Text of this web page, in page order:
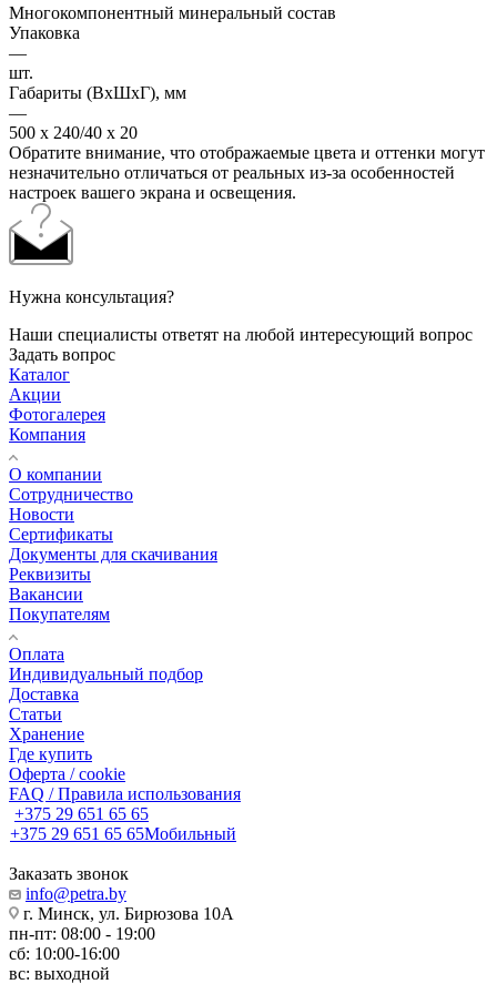
Многокомпонентный минеральный состав
Упаковка
—
шт.
Габариты (ВхШхГ), мм
—
500 х 240/40 х 20
Обратите внимание, что отображаемые цвета и оттенки могут
незначительно отличаться от реальных из-за особенностей
настроек вашего экрана и освещения.
Нужна консультация?
Наши специалисты ответят на любой интересующий вопрос
Задать вопрос
Каталог
Акции
Фотогалерея
Компания
О компании
Сотрудничество
Новости
Сертификаты
Документы для скачивания
Реквизиты
Вакансии
Покупателям
Оплата
Индивидуальный подбор
Доставка
Статьи
Хранение
Где купить
Оферта / cookie
FAQ / Правила использования
+375 29 651 65 65
+375 29 651 65 65Мобильный
Заказать звонок
info@petra.by
г. Минск, ул. Бирюзова 10А
пн-пт: 08:00 - 19:00
сб: 10:00-16:00
вс: выходной